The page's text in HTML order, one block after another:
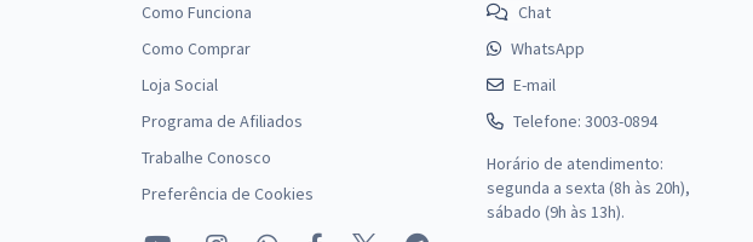
Como Funciona
Como Comprar
Loja Social
Programa de Afiliados
Trabalhe Conosco
Preferência de Cookies
Chat
WhatsApp
E-mail
Telefone: 3003-0894
Horário de atendimento:
segunda a sexta (8h às 20h),
sábado (9h às 13h).